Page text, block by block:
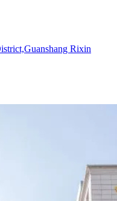
Rixin